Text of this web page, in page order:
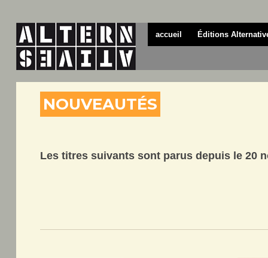
accueil Éditions
NOUVEAUTÉS
Les titres suivants sont parus depuis le 20